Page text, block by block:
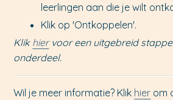
leerlingen aan die je wilt
Klik op 'Ontkoppelen'.
Klik hiervoor een uitgebreid
onderdeel.
Wil je meer informatie? Klik hier om